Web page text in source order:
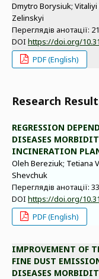
Dmytro Borysiuk;
Zelinskyi
Переглядів анотації:
DOI https://doi.org/
PDF (English)
Research
REGRESSION
DISEASES
INCINERATION
Oleh Bereziuk; Tetiana
Shevchuk
Переглядів анотації:
DOI https://doi.org/
PDF (English)
IMPROVEMENT OF
FINE DUST
DISEASES